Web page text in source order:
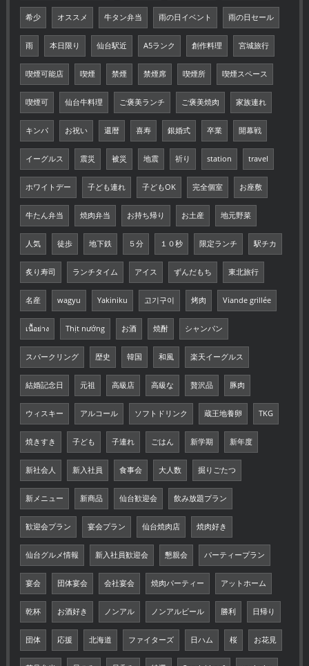
希少 オススメ 牛タン弁当 雨の日イベント 雨の日セール
雨 本日限り 仙台駅近 A5ランク 創作料理 宮城旅行
喫煙可能店 喫煙 禁煙 禁煙席 喫煙所 喫煙スペース
喫煙可 仙台牛料理 ご褒美ランチ ご褒美焼肉 家族連れ
キンパ お祝い 還暦 喜寿 銀婚式 卒業 開幕戦
イーグルス 震災 被災 地震 祈り station travel
ホワイトデー 子ども連れ 子どもOK 完全個室 お座敷
牛たん弁当 焼肉弁当 お持ち帰り お土産 地元野菜
人気 徒歩 地下鉄 ５分 １０秒 限定ランチ 駅チカ
炙り寿司 ランチタイム アイス ずんだもち 東北旅行
名産 wagyu Yakiniku 고기구이 烤肉 Viande grillée
เนื้อย่าง Thịt nướng お酒 焼酎 シャンパン
スパークリング 歴史 韓国 和風 楽天イーグルス
結婚記念日 元祖 高級店 高級な 贅沢品 豚肉
ウィスキー アルコール ソフトドリンク 蔵王地養卵 TKG
焼きすき 子ども 子連れ ごはん 新学期 新年度
新社会人 新入社員 食事会 大人数 掘りごたつ
新メニュー 新商品 仙台歓迎会 飲み放題プラン
歓迎会プラン 宴会プラン 仙台焼肉店 焼肉好き
仙台グルメ情報 新入社員歓迎会 懇親会 パーティープラン
宴会 団体宴会 会社宴会 焼肉パーティー アットホーム
乾杯 お酒好き ノンアル ノンアルビール 勝利 日帰り
団体 応援 北海道 ファイターズ 日ハム 桜 お花見